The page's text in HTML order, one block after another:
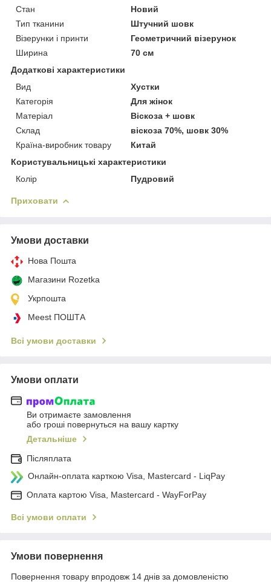
Стан
Новий
Тип тканини
Штучний шовк
Візерунки і принти
Геометричний візерунок
Ширина
70 см
Додаткові характеристики
Вид
Хустки
Категорія
Для жінок
Матеріал
Віскоза + шовк
Склад
віскоза 70%, шовк 30%
Країна-виробник товару
Китай
Користувальницькі характеристики
Колір
Пудровий
Приховати
Умови доставки
Нова Пошта
Магазини Rozetka
Укрпошта
Meest ПОШТА
Всі умови доставки
Умови оплати
Ви отримаєте замовлення
або гроші повернуться на вашу картку
Детальніше
Післяплата
Онлайн-оплата карткою Visa, Mastercard - LiqPay
Оплата картою Visa, Mastercard - WayForPay
Всі умови оплати
Умови повернення
Повернення товару впродовж 14 днів за домовленістю